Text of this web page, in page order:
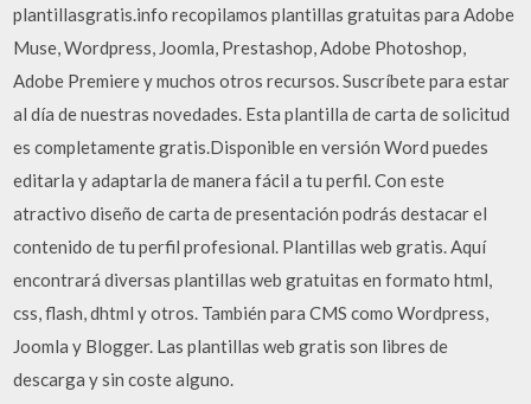
plantillasgratis.info recopilamos plantillas gratuitas para Adobe
Muse, Wordpress, Joomla, Prestashop, Adobe Photoshop,
Adobe Premiere y muchos otros recursos. Suscríbete para estar
al día de nuestras novedades. Esta plantilla de carta de solicitud
es completamente gratis.Disponible en versión Word puedes
editarla y adaptarla de manera fácil a tu perfil. Con este
atractivo diseño de carta de presentación podrás destacar el
contenido de tu perfil profesional. Plantillas web gratis. Aquí
encontrará diversas plantillas web gratuitas en formato html,
css, flash, dhtml y otros. También para CMS como Wordpress,
Joomla y Blogger. Las plantillas web gratis son libres de
descarga y sin coste alguno.